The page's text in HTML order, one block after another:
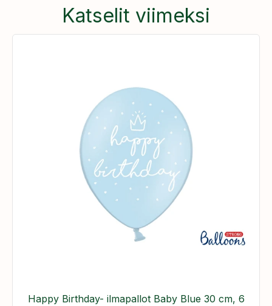
Katselit viimeksi
​Happy Birthday- ilmapallot Baby Blue 30 cm, 6